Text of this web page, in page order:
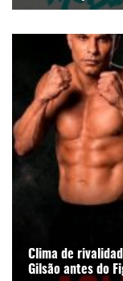
Clima de
Gilsão antes do